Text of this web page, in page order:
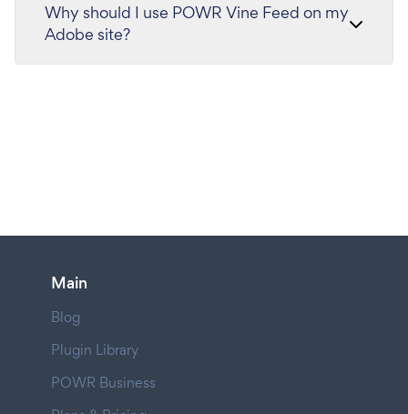
Why should I use POWR Vine Feed on my
Adobe site?
Main
Blog
Plugin Library
POWR Business